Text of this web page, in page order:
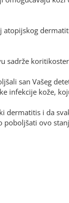
sadrže
san Vašeg
infekcije kože,
dermatitis i da
ovo